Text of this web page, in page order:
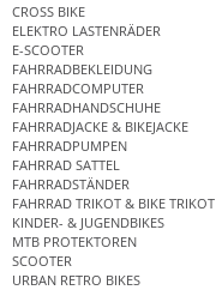
CROSS BIKE
ELEKTRO LASTENRÄDER
E-SCOOTER
FAHRRADBEKLEIDUNG
FAHRRADCOMPUTER
FAHRRADHANDSCHUHE
FAHRRADJACKE & BIKEJACKE
FAHRRADPUMPEN
FAHRRAD SATTEL
FAHRRADSTÄNDER
FAHRRAD TRIKOT & BIKE TRIKOT
KINDER- & JUGENDBIKES
MTB PROTEKTOREN
SCOOTER
URBAN RETRO BIKES